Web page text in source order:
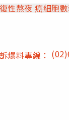
性熬夜 癌細胞
爆料專線：